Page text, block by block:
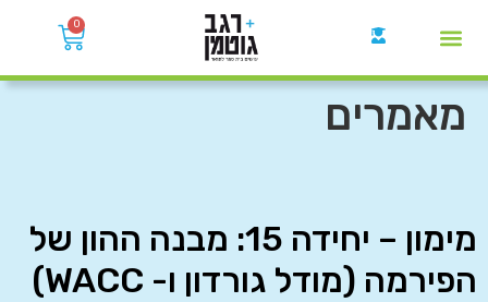
0
מאמרים
מימון – יחידה 15: מבנה ההון של
הפירמה (מודל גורדון ו- WACC)